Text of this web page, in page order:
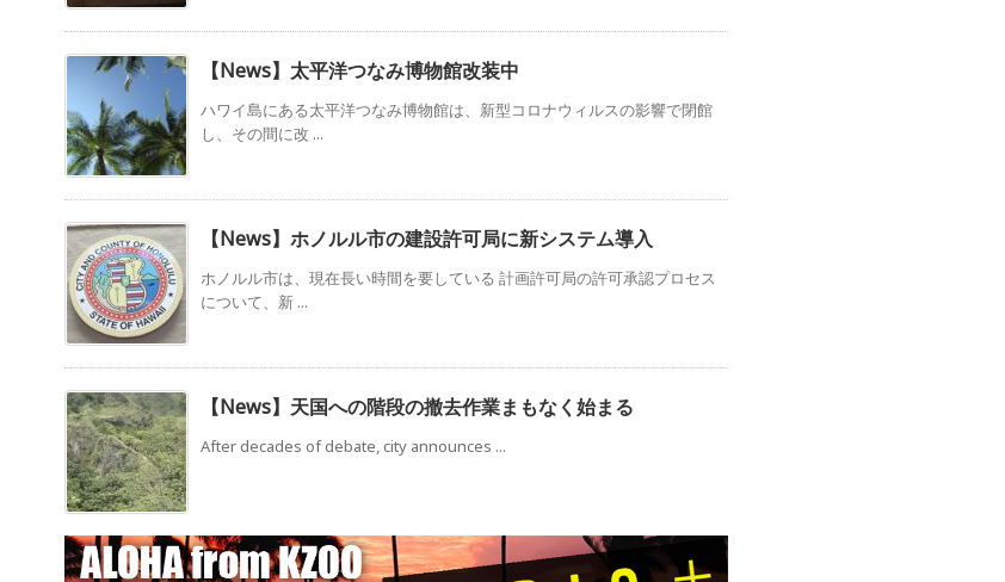
【News】太平洋つなみ博物館改装中
ハワイ島にある太平洋つなみ博物館は、新型コロナウィルスの影響で閉館
し、その間に改 ...
【News】ホノルル市の建設許可局に新システム導入
ホノルル市は、現在長い時間を要している 計画許可局の許可承認プロセス
について、新 ...
【News】天国への階段の撤去作業まもなく始まる
After decades of debate, city announces ...